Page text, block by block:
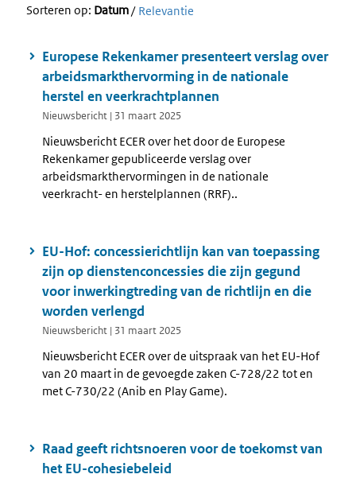
Sorteren op: Datum/ Relevantie
Europese Rekenkamer presenteert verslag over
arbeidsmarkthervorming in de nationale
herstel en veerkrachtplannen
Nieuwsbericht | 31 maart 2025
Nieuwsbericht ECER over het door de Europese
Rekenkamer gepubliceerde verslag over
arbeidsmarkthervormingen in de nationale
veerkracht- en herstelplannen (RRF)..
EU-Hof: concessierichtlijn kan van toepassing
zijn op dienstenconcessies die zijn gegund
voor inwerkingtreding van de richtlijn en die
worden verlengd
Nieuwsbericht | 31 maart 2025
Nieuwsbericht ECER over de uitspraak van het EU-Hof
van 20 maart in de gevoegde zaken C-728/22 tot en
met C-730/22 (Anib en Play Game).
Raad geeft richtsnoeren voor de toekomst van
het EU-cohesiebeleid